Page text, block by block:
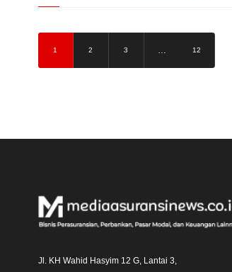
1 2 3 … 12
Jl. KH Wahid Hasyim 12 G, Lantai 3,